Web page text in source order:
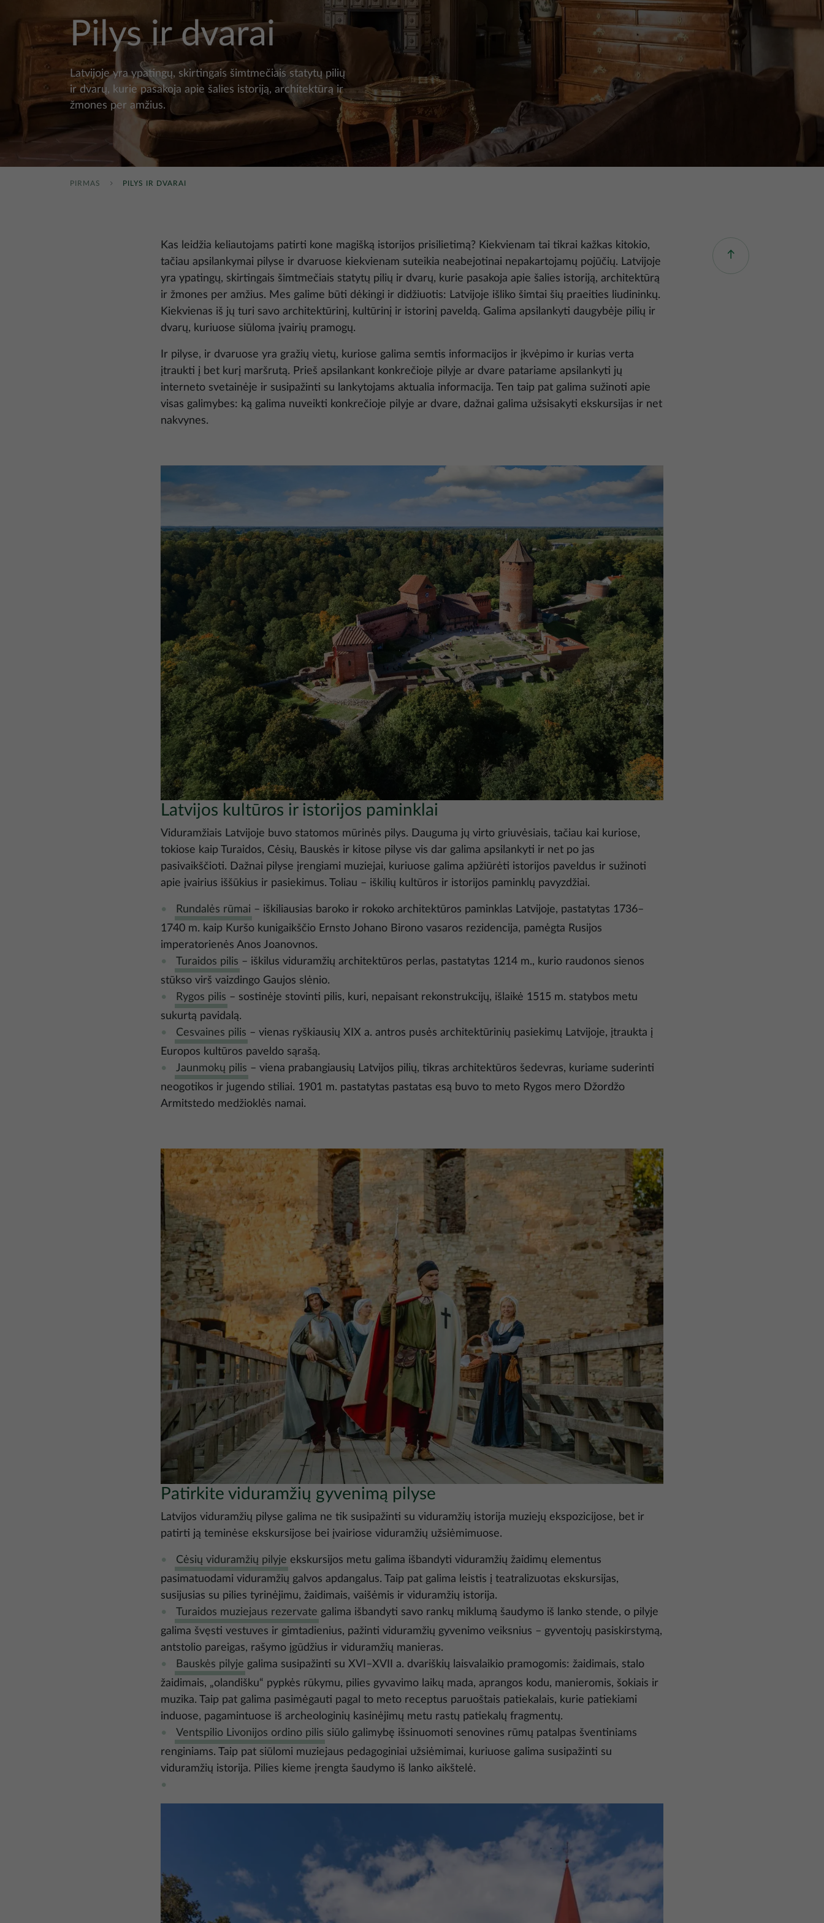
Pilys ir dvarai
Latvijoje yra ypatingų, skirtingais šimtmečiais statytų pilių
ir dvarų, kurie pasakoja apie šalies istoriją, architektūrą ir
žmones per amžius.
PIRMAS PILYS IR DVARAI
Kas leidžia keliautojams patirti kone magišką istorijos prisilietimą? Kiekvienam tai tikrai kažkas kitokio,
tačiau apsilankymai pilyse ir dvaruose kiekvienam suteikia neabejotinai nepakartojamų pojūčių. Latvijoje
yra ypatingų, skirtingais šimtmečiais statytų pilių ir dvarų, kurie pasakoja apie šalies istoriją, architektūrą
ir žmones per amžius. Mes galime būti dėkingi ir didžiuotis: Latvijoje išliko šimtai šių praeities liudininkų.
Kiekvienas iš jų turi savo architektūrinį, kultūrinį ir istorinį paveldą. Galima apsilankyti daugybėje pilių ir
dvarų, kuriuose siūloma įvairių pramogų.
Ir pilyse, ir dvaruose yra gražių vietų, kuriose galima semtis informacijos ir įkvėpimo ir kurias verta
įtraukti į bet kurį maršrutą. Prieš apsilankant konkrečioje pilyje ar dvare patariame apsilankyti jų
interneto svetainėje ir susipažinti su lankytojams aktualia informacija. Ten taip pat galima sužinoti apie
visas galimybes: ką galima nuveikti konkrečioje pilyje ar dvare, dažnai galima užsisakyti ekskursijas ir net
nakvynes.
Latvijos kultūros ir istorijos paminklai
Viduramžiais Latvijoje buvo statomos mūrinės pilys. Dauguma jų virto griuvėsiais, tačiau kai kuriose,
tokiose kaip Turaidos, Cėsių, Bauskės ir kitose pilyse vis dar galima apsilankyti ir net po jas
pasivaikščioti. Dažnai pilyse įrengiami muziejai, kuriuose galima apžiūrėti istorijos paveldus ir sužinoti
apie įvairius iššūkius ir pasiekimus. Toliau – iškilių kultūros ir istorijos paminklų pavyzdžiai.
Rundalės rūmai – iškiliausias baroko ir rokoko architektūros paminklas Latvijoje, pastatytas 1736–
1740 m. kaip Kuršo kunigaikščio Ernsto Johano Birono vasaros rezidencija, pamėgta Rusijos
imperatorienės Anos Joanovnos.
Turaidos pilis – iškilus viduramžių architektūros perlas, pastatytas 1214 m., kurio raudonos sienos
stūkso virš vaizdingo Gaujos slėnio.
Rygos pilis – sostinėje stovinti pilis, kuri, nepaisant rekonstrukcijų, išlaikė 1515 m. statybos metu
sukurtą pavidalą.
Cesvaines pilis – vienas ryškiausių XIX a. antros pusės architektūrinių pasiekimų Latvijoje, įtraukta į
Europos kultūros paveldo sąrašą.
Jaunmokų pilis – viena prabangiausių Latvijos pilių, tikras architektūros šedevras, kuriame suderinti
neogotikos ir jugendo stiliai. 1901 m. pastatytas pastatas esą buvo to meto Rygos mero Džordžo
Armitstedo medžioklės namai.
Nuotrauka
Patirkite viduramžių gyvenimą pilyse
Latvijos viduramžių pilyse galima ne tik susipažinti su viduramžių istorija muziejų ekspozicijose, bet ir
patirti ją teminėse ekskursijose bei įvairiose viduramžių užsiėmimuose.
Cėsių viduramžių pilyje ekskursijos metu galima išbandyti viduramžių žaidimų elementus
pasimatuodami viduramžių galvos apdangalus. Taip pat galima leistis į teatralizuotas ekskursijas,
susijusias su pilies tyrinėjimu, žaidimais, vaišėmis ir viduramžių istorija.
Turaidos muziejaus rezervate galima išbandyti savo rankų miklumą šaudymo iš lanko stende, o pilyje
galima švęsti vestuves ir gimtadienius, pažinti viduramžių gyvenimo veiksnius – gyventojų pasiskirstymą,
antstolio pareigas, rašymo įgūdžius ir viduramžių manieras.
Bauskės pilyje galima susipažinti su XVI–XVII a. dvariškių laisvalaikio pramogomis: žaidimais, stalo
žaidimais, „olandišku“ pypkės rūkymu, pilies gyvavimo laikų mada, aprangos kodu, manieromis, šokiais ir
muzika. Taip pat galima pasimėgauti pagal to meto receptus paruoštais patiekalais, kurie patiekiami
induose, pagamintuose iš archeologinių kasinėjimų metu rastų patiekalų fragmentų.
Ventspilio Livonijos ordino pilis siūlo galimybę išsinuomoti senovines rūmų patalpas šventiniams
renginiams. Taip pat siūlomi muziejaus pedagoginiai užsiėmimai, kuriuose galima susipažinti su
viduramžių istorija. Pilies kieme įrengta šaudymo iš lanko aikštelė.